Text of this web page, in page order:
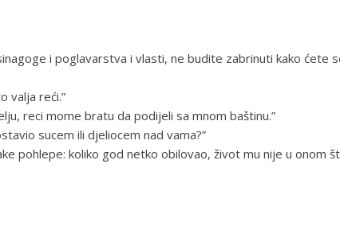
i poglavarstva i vlasti, ne budite zabrinuti kako ćete
valja reći.”
reci mome bratu da podijeli sa mnom baštinu.”
sucem ili djeliocem nad vama?”
pohlepe: koliko god netko obilovao, život mu nije u onom